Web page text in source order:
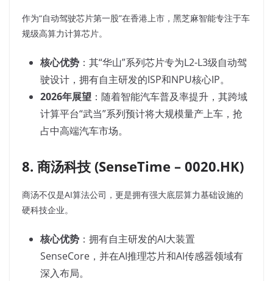
作为“自动驾驶芯片第一股”在香港上市，黑芝麻智能专注于车
规级高算力计算芯片。
核心优势 ：其“华山”系列芯片专为L2-L3级自动驾
驶设计，拥有自主研发的ISP和NPU核心IP。
2026年展望 ：随着智能汽车普及率提升，其跨域
计算平台“武当”系列预计将大规模量产上车，抢
占中高端汽车市场。
8. 商汤科技 (SenseTime – 0020.HK)
商汤不仅是AI算法公司，更是拥有强大底层算力基础设施的
硬科技企业。
核心优势 ：拥有自主研发的AI大装置
SenseCore，并在AI推理芯片和AI传感器领域有
深入布局。